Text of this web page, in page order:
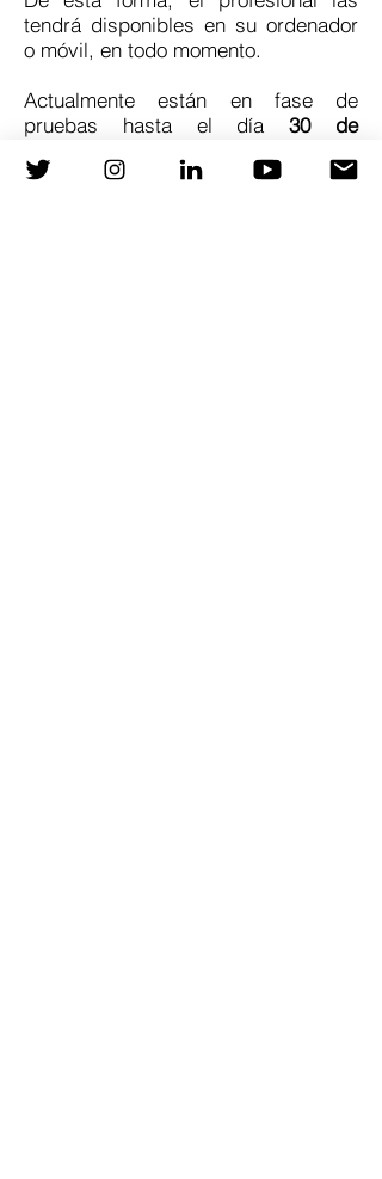
tendrá disponibles en su ordenador
o móvil, en todo momento.
Actualmente están en fase de
pruebas hasta el día30 de
correcto funcionamiento, por lo que